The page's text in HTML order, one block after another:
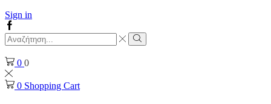
Sign in
Facebook
Search
input
Search
0 0
0 Shopping Cart